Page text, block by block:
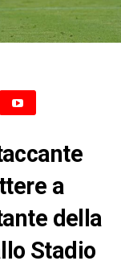
a
della
Stadio